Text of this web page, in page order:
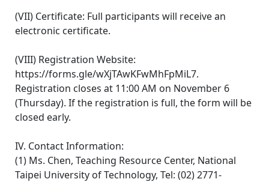
(VII) Certificate: Full participants will receive an
electronic certificate.
(VIII) Registration Website:
https://forms.gle/wXjTAwKFwMhFpMiL7.
Registration closes at 11:00 AM on November 6
(Thursday). If the registration is full, the form will be
closed early.
IV. Contact Information:
(1) Ms. Chen, Teaching Resource Center, National
Taipei University of Technology, Tel: (02) 2771-